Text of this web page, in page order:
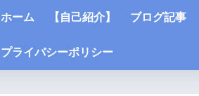
ホーム 【自己紹介】 ブログ記事
プライバシーポリシー